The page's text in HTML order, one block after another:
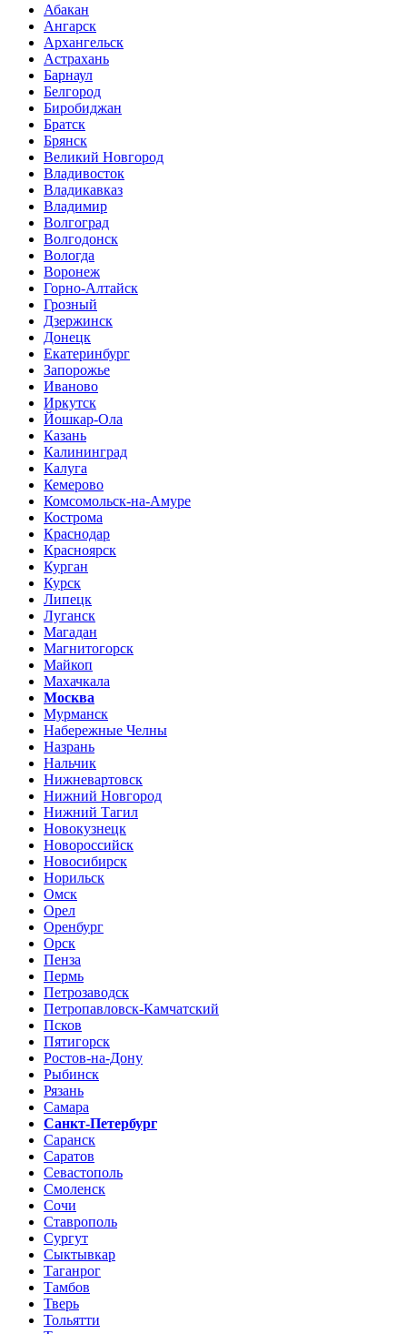
Абакан
Ангарск
Архангельск
Астрахань
Барнаул
Белгород
Биробиджан
Братск
Брянск
Великий Новгород
Владивосток
Владикавказ
Владимир
Волгоград
Волгодонск
Вологда
Воронеж
Горно-Алтайск
Грозный
Дзержинск
Донецк
Екатеринбург
Запорожье
Иваново
Иркутск
Йошкар-Ола
Казань
Калининград
Калуга
Кемерово
Комсомольск-на-Амуре
Кострома
Краснодар
Красноярск
Курган
Курск
Липецк
Луганск
Магадан
Магнитогорск
Майкоп
Махачкала
Москва
Мурманск
Набережные Челны
Назрань
Нальчик
Нижневартовск
Нижний Новгород
Нижний Тагил
Новокузнецк
Новороссийск
Новосибирск
Норильск
Омск
Орел
Оренбург
Орск
Пенза
Пермь
Петрозаводск
Петропавловск-Камчатский
Псков
Пятигорск
Ростов-на-Дону
Рыбинск
Рязань
Самара
Санкт-Петербург
Саранск
Саратов
Севастополь
Смоленск
Сочи
Ставрополь
Сургут
Сыктывкар
Таганрог
Тамбов
Тверь
Тольятти